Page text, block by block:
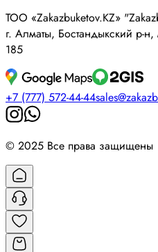
ТОО «Zakazbuketov.KZ»
г. Алматы, Бостандыкский р-
185
+7 (777) 572-44-44
© 2025 Все права защищены